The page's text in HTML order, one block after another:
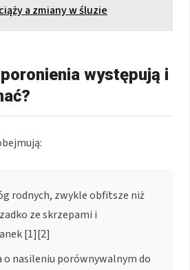
a zmiany w śluzie
występują i
rodnych, zwykle obfitsze niż
ze skrzepami i
[1][2]
o nasileniu porównywalnym do